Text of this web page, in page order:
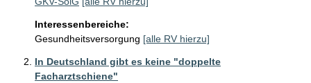
Interessenbereiche:
Gesundheitsversorgung [alle RV hierzu]
In Deutschland gibt es keine "doppelte
Facharztschiene"